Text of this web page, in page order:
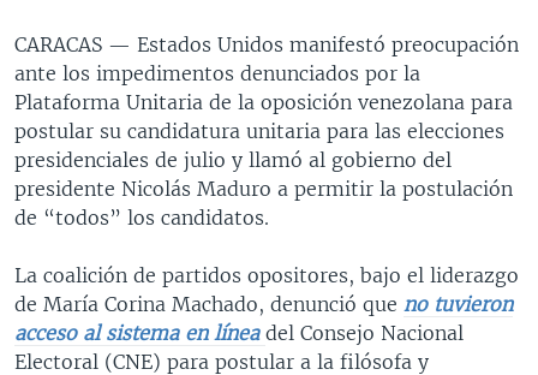
CARACAS — Estados Unidos manifestó preocupación
ante los impedimentos denunciados por la
Plataforma Unitaria de la oposición venezolana para
postular su candidatura unitaria para las elecciones
presidenciales de julio y llamó al gobierno del
presidente Nicolás Maduro a permitir la postulación
de “todos” los candidatos.
La coalición de partidos opositores, bajo el liderazgo
de María Corina Machado, denunció que no tuvieron
acceso al sistema en línea del Consejo Nacional
Electoral (CNE) para postular a la filósofa y